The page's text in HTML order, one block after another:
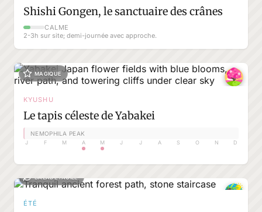
Shishi Gongen, le sanctuaire des crânes
CALME
2-3h sur site; demi-journée avec approche.
MAGIQUE
KYUSHU
Le tapis céleste de Yabakei
NEMOPHILA PEAK
J F M A M J J A S O N D
BALADE FACILE
ÉTÉ